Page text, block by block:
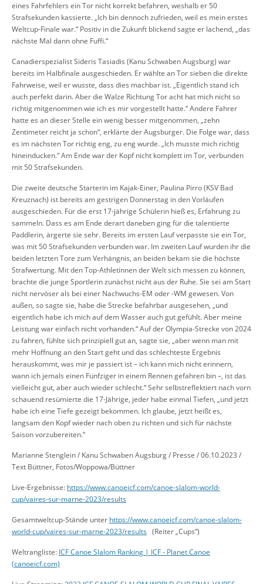
eines Fahrfehlers ein Tor nicht korrekt befahren, weshalb er 50
Strafsekunden kassierte. „Ich bin dennoch zufrieden, weil es mein erstes
Weltcup-Finale war.“ Positiv in die Zukunft blickend sagte er lachend, „das
nächste Mal dann ohne Fuffi.“
Canadierspezialist Sideris Tasiadis (Kanu Schwaben Augsburg) war
bereits im Halbfinale ausgeschieden. Er wählte an Tor sieben die direkte
Fahrweise, weil er wusste, dass dies machbar ist. „Eigentlich stand ich
auch perfekt darin. Aber die Walze Richtung Tor acht hat mich nicht so
richtig mitgenommen wie ich es mir vorgestellt hatte.“ Andere Fahrer
hatte es an dieser Stelle ein wenig besser mitgenommen, „zehn
Zentimeter reicht ja schon“, erklärte der Augsburger. Die Folge war, dass
es im nächsten Tor richtig eng, zu eng wurde. „Ich musste mich richtig
hineinducken.“ Am Ende war der Kopf nicht komplett im Tor, verbunden
mit 50 Strafsekunden.
Die zweite deutsche Starterin im Kajak-Einer, Paulina Pirro (KSV Bad
Kreuznach) ist bereits am gestrigen Donnerstag in den Vorläufen
ausgeschieden. Für die erst 17-jährige Schülerin hieß es, Erfahrung zu
sammeln. Dass es am Ende derart daneben ging für die talentierte
Paddlerin, ärgerte sie sehr. Bereits im ersten Lauf verpasste sie ein Tor,
was mit 50 Strafsekunden verbunden war. Im zweiten Lauf wurden ihr die
beiden letzten Tore zum Verhängnis, an beiden bekam sie die höchste
Strafwertung. Mit den Top-Athletinnen der Welt sich messen zu können,
brachte die junge Sportlerin zunächst nicht aus der Ruhe. Sie sei am Start
nicht nervöser als bei einer Nachwuchs-EM oder -WM gewesen. Von
außen, so sagte sie, habe die Strecke befahrbar ausgesehen, „und
eigentlich habe ich mich auf dem Wasser auch gut gefühlt. Aber meine
Leistung war einfach nicht vorhanden.“ Auf der Olympia-Strecke von 2024
zu fahren, fühlte sich prinzipiell gut an, sagte sie, „aber wenn man mit
mehr Hoffnung an den Start geht und das schlechteste Ergebnis
herauskommt, was mir je passiert ist – ich kann mich nicht erinnern,
wann ich jemals einen Fünfziger in einem Rennen gefahren bin –, ist das
vielleicht gut, aber auch wieder schlecht.“ Sehr selbstreflektiert nach vorn
schauend resümierte die 17-Jährige, jeder habe einmal Tiefen, „und jetzt
habe ich eine Tiefe gezeigt bekommen. Ich glaube, jetzt heißt es,
langsam den Kopf wieder nach oben zu richten und sich für nächste
Saison vorzubereiten.“
Marianne Stenglein / Kanu Schwaben Augsburg / Presse / 06.10.2023 /
Text Büttner, Fotos/Woppowa/Büttner
Live-Ergebnisse: https://www.canoeicf.com/canoe-slalom-world-
cup/vaires-sur-marne-2023/results
Gesamtweltcup-Stände unter https://www.canoeicf.com/canoe-slalom-
world-cup/vaires-sur-marne-2023/results (Reiter „Cups“)
Weltrangliste: ICF Canoe Slalom Ranking | ICF - Planet Canoe
(canoeicf.com)